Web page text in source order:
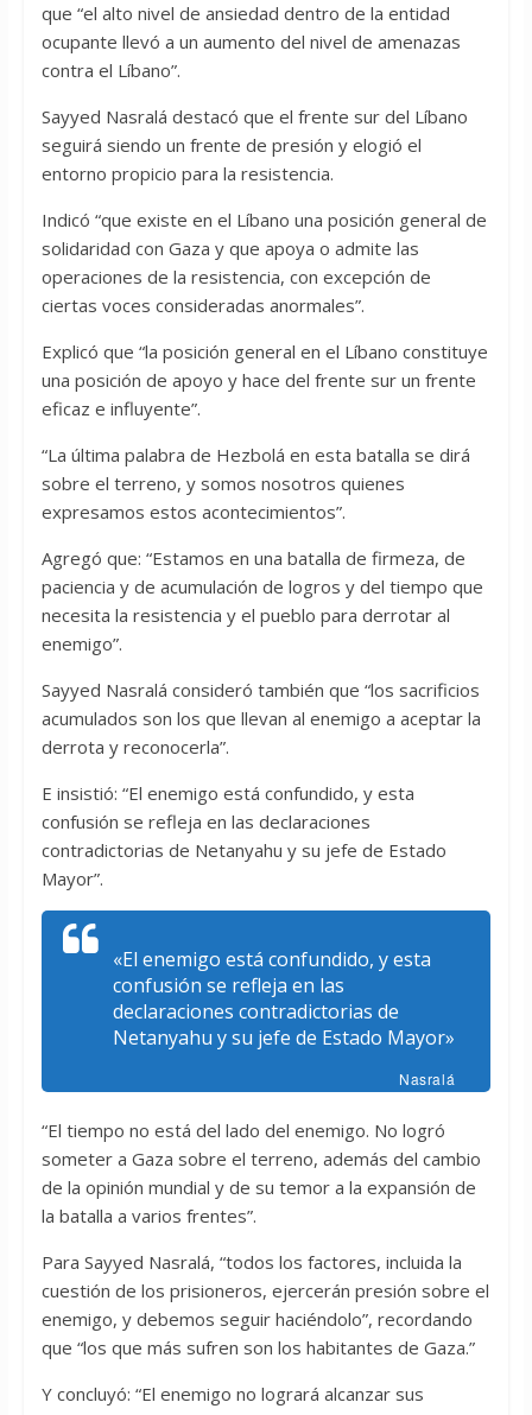
que “el alto nivel de ansiedad dentro de la entidad
ocupante llevó a un aumento del nivel de amenazas
contra el Líbano”.
Sayyed Nasralá destacó que el frente sur del Líbano
seguirá siendo un frente de presión y elogió el
entorno propicio para la resistencia.
Indicó “que existe en el Líbano una posición general de
solidaridad con Gaza y que apoya o admite las
operaciones de la resistencia, con excepción de
ciertas voces consideradas anormales”.
Explicó que “la posición general en el Líbano constituye
una posición de apoyo y hace del frente sur un frente
eficaz e influyente”.
“La última palabra de Hezbolá en esta batalla se dirá
sobre el terreno, y somos nosotros quienes
expresamos estos acontecimientos”.
Agregó que: “Estamos en una batalla de firmeza, de
paciencia y de acumulación de logros y del tiempo que
necesita la resistencia y el pueblo para derrotar al
enemigo”.
Sayyed Nasralá consideró también que “los sacrificios
acumulados son los que llevan al enemigo a aceptar la
derrota y reconocerla”.
E insistió: “El enemigo está confundido, y esta
confusión se refleja en las declaraciones
contradictorias de Netanyahu y su jefe de Estado
Mayor”.
«El enemigo está confundido, y esta
confusión se refleja en las
declaraciones contradictorias de
Netanyahu y su jefe de Estado Mayor»
Nasralá
“El tiempo no está del lado del enemigo. No logró
someter a Gaza sobre el terreno, además del cambio
de la opinión mundial y de su temor a la expansión de
la batalla a varios frentes”.
Para Sayyed Nasralá, “todos los factores, incluida la
cuestión de los prisioneros, ejercerán presión sobre el
enemigo, y debemos seguir haciéndolo”, recordando
que “los que más sufren son los habitantes de Gaza.”
Y concluyó: “El enemigo no logrará alcanzar sus